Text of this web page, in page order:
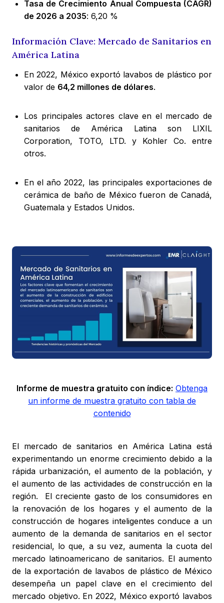
Tasa de Crecimiento Anual Compuesta (CAGR)
de 2026 a 2035: 6,20 %
Información Clave: Mercado de Sanitarios en
América Latina
En 2022, México exportó lavabos de plástico por
valor de 64,2 millones de dólares.
Los principales actores clave en el mercado de
sanitarios de América Latina son LIXIL
Corporation, TOTO, LTD. y Kohler Co. entre
otros.
En el año 2022, las principales exportaciones de
cerámica de baño de México fueron de Canadá,
Guatemala y Estados Unidos.
Informe de muestra gratuito con índice: Obtenga
un informe de muestra gratuito con tabla de
contenido
El mercado de sanitarios en América Latina está
experimentando un enorme crecimiento debido a la
rápida urbanización, el aumento de la población, y
el aumento de las actividades de construcción en la
región. El creciente gasto de los consumidores en
la renovación de los hogares y el aumento de la
construcción de hogares inteligentes conduce a un
aumento de la demanda de sanitarios en el sector
residencial, lo que, a su vez, aumenta la cuota del
mercado latinoamericano de sanitarios. El aumento
de la exportación de lavabos de plástico de México
desempeña un papel clave en el crecimiento del
mercado objetivo. En 2022, México exportó lavabos